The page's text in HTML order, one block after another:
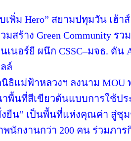
เพิ่ม Hero” สยามปทุมวัน เฮ้าส์
มสร้าง Green Community ร
เนอร์ยี ผนึก CSSC–มจธ. ดัน
ล์
ธิแม่ฟ้าหลวงฯ ลงนาม MOU
าพื้นที่สีเขียวต้นแบบการใช้ป
งยืน” เป็นพื้นที่แห่งคุณค่า สู่ชุ
พนักงานกว่า 200 คน ร่วมภาร